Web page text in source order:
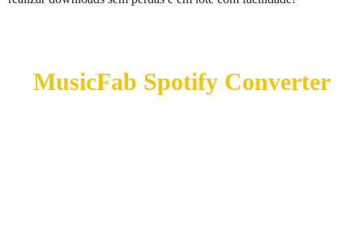
MusicFab Spotify Converter